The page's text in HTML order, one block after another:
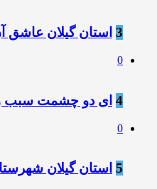
3 استان گیلان
0
4 ای دو چشمت سبب
0
5 استان گیلان